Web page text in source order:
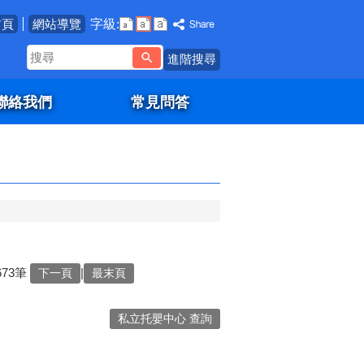
網站導覽 字級:
搜
尋
進階搜尋
絡我們 常見問答
筆 下一頁 | 最末頁
私立托嬰中心 查詢